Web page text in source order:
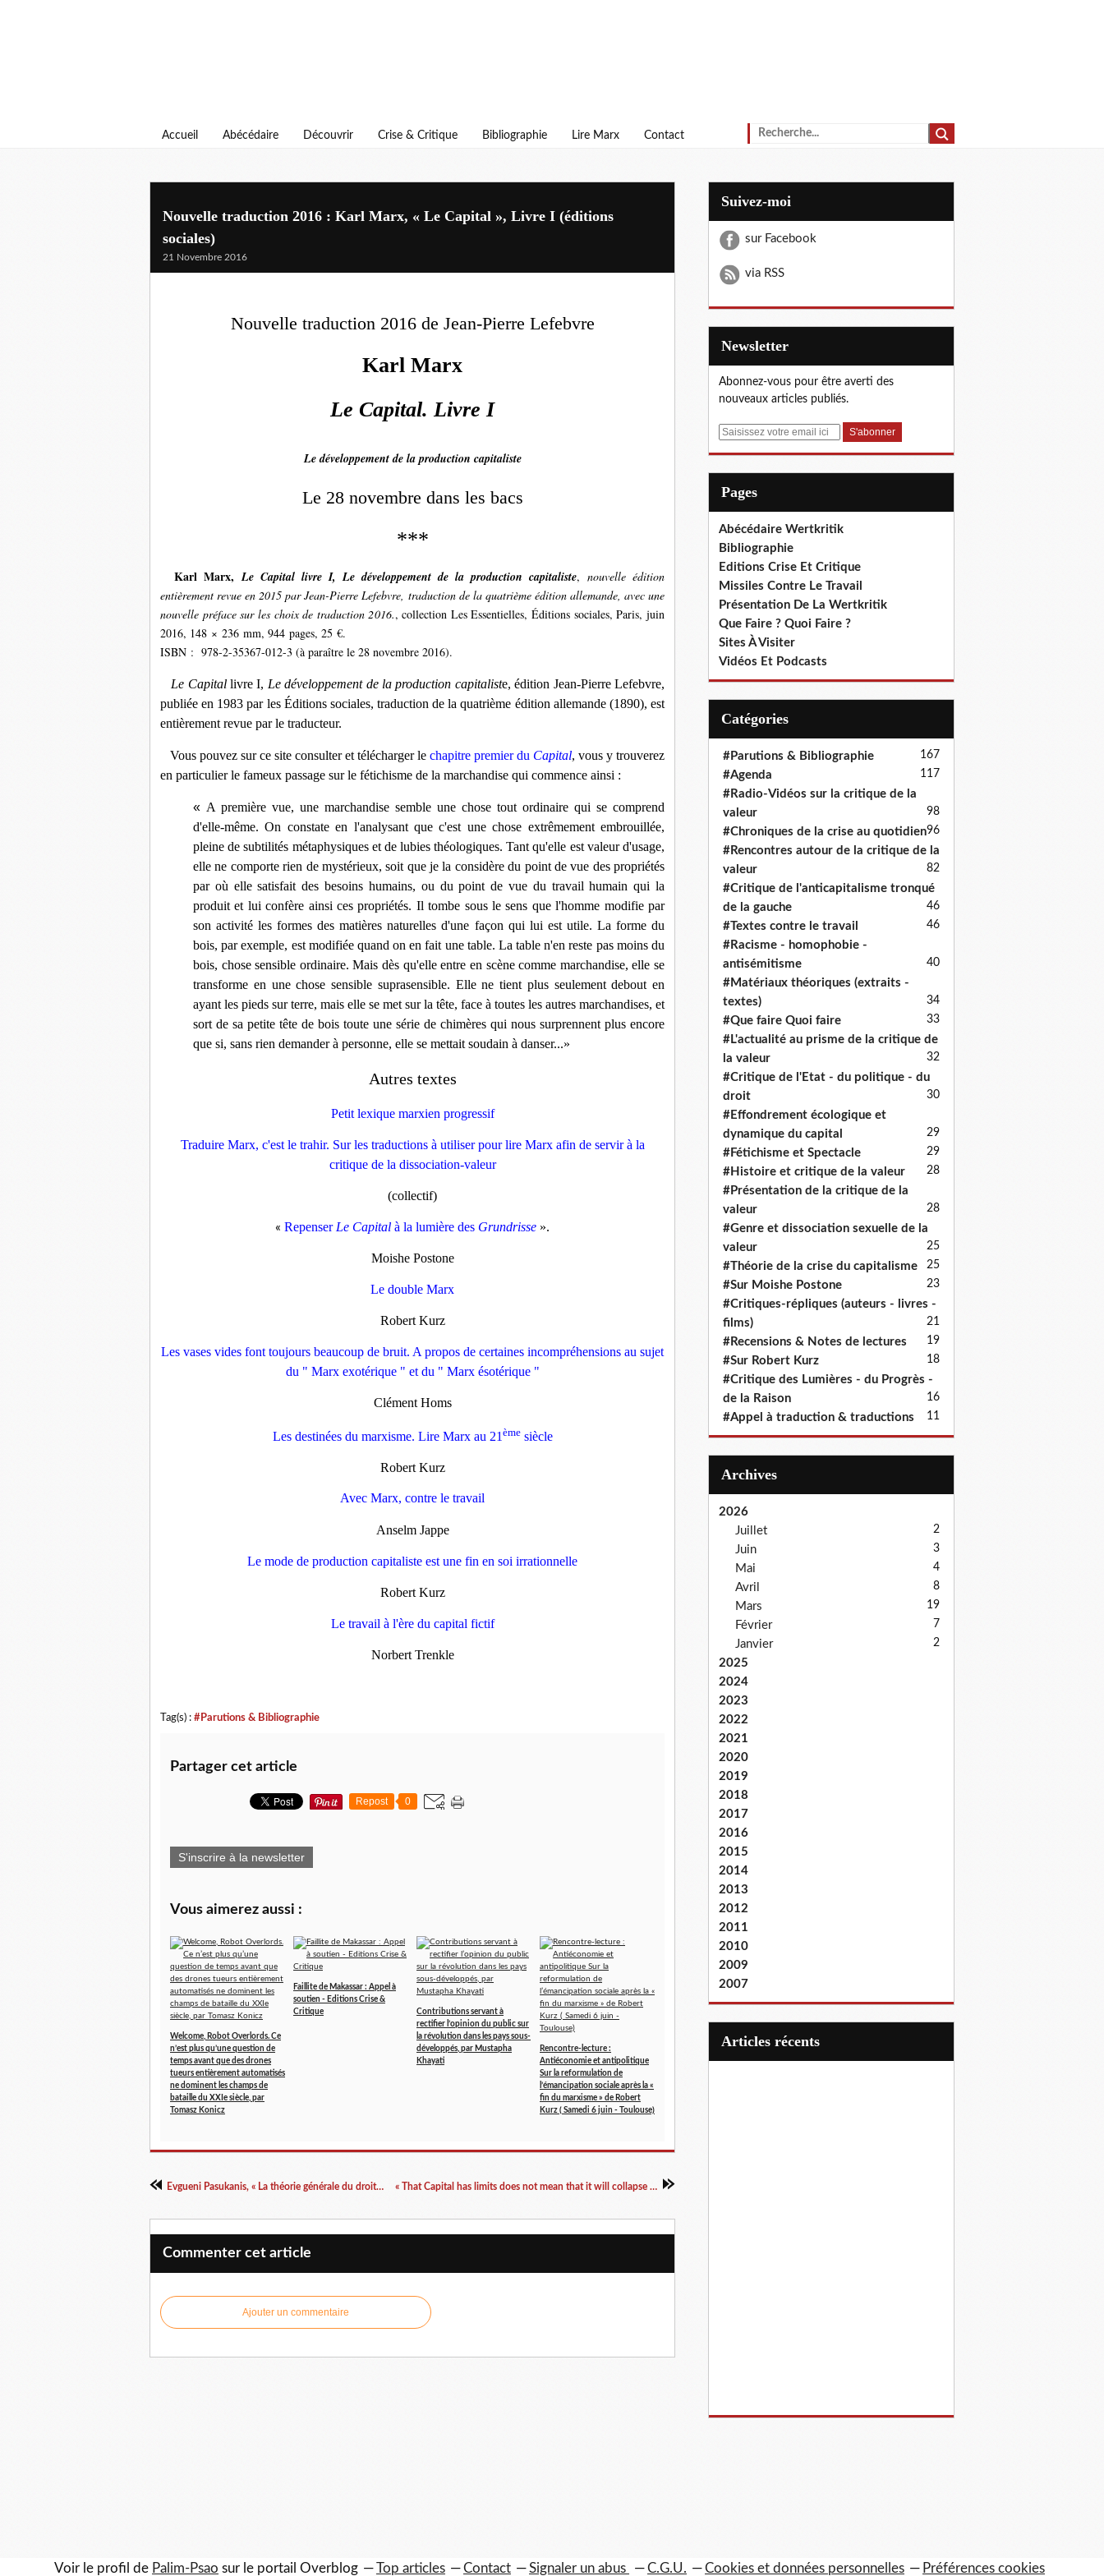
Accueil Abécédaire Découvrir Crise & Critique Bibliographie Lire Marx Contact
Nouvelle traduction 2016 : Karl Marx, « Le Capital », Livre I (éditions
sociales)
21 Novembre 2016
Nouvelle traduction 2016 de Jean-Pierre Lefebvre
Karl Marx
Le Capital. Livre I
Le développement de la production capitaliste
Le 28 novembre dans les bacs
***
Karl Marx,Le Capital livre I, Le développement de la production capitaliste, nouvelle édition
entièrement revue en 2015 par Jean-Pierre Lefebvre, traduction de la quatrième édition allemande, avec une
nouvelle préface sur les choix de traduction 2016., collection Les Essentielles, Éditions sociales, Paris, juin
2016, 148 × 236 mm, 944 pages, 25 €.
ISBN : 978-2-35367-012-3 (à paraître le 28 novembre 2016).
Le Capitallivre I, Le développement de la production capitaliste, édition Jean-Pierre Lefebvre,
publiée en 1983 par les Éditions sociales, traduction de la quatrième édition allemande (1890), est
entièrement revue par le traducteur.
Vous pouvez sur ce site consulter et télécharger le chapitre premier du Capital, vous y trouverez
en particulier le fameux passage sur le fétichisme de la marchandise qui commence ainsi :
« A première vue, une marchandise semble une chose tout ordinaire qui se comprend
d'elle-même. On constate en l'analysant que c'est une chose extrêmement embrouillée,
pleine de subtilités métaphysiques et de lubies théologiques. Tant qu'elle est valeur d'usage,
elle ne comporte rien de mystérieux, soit que je la considère du point de vue des propriétés
par où elle satisfait des besoins humains, ou du point de vue du travail humain qui la
produit et lui confère ainsi ces propriétés. Il tombe sous le sens que l'homme modifie par
son activité les formes des matières naturelles d'une façon qui lui est utile. La forme du
bois, par exemple, est modifiée quand on en fait une table. La table n'en reste pas moins du
bois, chose sensible ordinaire. Mais dès qu'elle entre en scène comme marchandise, elle se
transforme en une chose sensible suprasensible. Elle ne tient plus seule­ment debout en
ayant les pieds sur terre, mais elle se met sur la tête, face à toutes les autres marchandises, et
sort de sa petite tête de bois toute une série de chimères qui nous surprennent plus encore
que si, sans rien demander à personne, elle se mettait soudain à danser...»
Autres textes
Petit lexique marxien progressif
Traduire Marx, c'est le trahir. Sur les traductions à utiliser pour lire Marx afin de servir à la
critique de la dissociation-valeur
(collectif)
« Repenser Le Capital à la lumière des Grundrisse ».
Moishe Postone
Le double Marx
Robert Kurz
Les vases vides font toujours beaucoup de bruit. A propos de certaines incompréhensions au sujet
du " Marx exotérique " et du " Marx ésotérique "
Clément Homs
Les destinées du marxisme. Lire Marx au 21 ème siècle
Robert Kurz
Avec Marx, contre le travail
Anselm Jappe
Le mode de production capitaliste est une fin en soi irrationnelle
Robert Kurz
Le travail à l'ère du capital fictif
Norbert Trenkle
Tag(s) : #Parutions & Bibliographie
Partager cet article
Repost 0
S'inscrire à la newsletter
Vous aimerez aussi :
Welcome, Robot Overlords. Ce
n’est plus qu’une question de
temps avant que des drones
tueurs entièrement automatisés
ne dominent les champs de
bataille du XXIe siècle, par
Tomasz Konicz
Faillite de Makassar : Appel à
soutien - Editions Crise &
Critique
Contributions servant à
rectifier l’opinion du public sur
la révolution dans les pays sous-
développés, par Mustapha
Khayati
Rencontre-lecture :
Antiéconomie et antipolitique
Sur la reformulation de
l’émancipation sociale après la «
fin du marxisme » de Robert
Kurz ( Samedi 6 juin - Toulouse)
Evgueni Pasukanis, « La théorie générale du droit et le marxisme » [EDI, 1970, en PDF] « That Capital has limits does not mean that it will collapse » (An interview with Moishe Postone, 2016)
Commenter cet article
Ajouter un commentaire
Suivez-moi
sur Facebook
via RSS
Newsletter
Abonnez-vous pour être averti des
nouveaux articles publiés.
E
Pages
Abécédaire Wertkritik
Bibliographie
Editions Crise Et Critique
Missiles Contre Le Travail
Présentation De La Wertkritik
Que Faire ? Quoi Faire ?
Sites À Visiter
Vidéos Et Podcasts
Catégories
#Parutions & Bibliographie 167
#Agenda 117
#Radio-Vidéos sur la critique de la
valeur
98
#Chroniques de la crise au quotidien96
#Rencontres autour de la critique de la
valeur
82
#Critique de l'anticapitalisme tronqué
de la gauche
46
#Textes contre le travail 46
#Racisme - homophobie -
antisémitisme
40
#Matériaux théoriques (extraits -
textes)
34
#Que faire Quoi faire 33
#L'actualité au prisme de la critique de
la valeur
32
#Critique de l'Etat - du politique - du
droit
30
#Effondrement écologique et
dynamique du capital
29
#Fétichisme et Spectacle 29
#Histoire et critique de la valeur 28
#Présentation de la critique de la
valeur
28
#Genre et dissociation sexuelle de la
valeur
25
#Théorie de la crise du capitalisme 25
#Sur Moishe Postone 23
#Critiques-répliques (auteurs - livres -
films)
21
#Recensions & Notes de lectures 19
#Sur Robert Kurz 18
#Critique des Lumières - du Progrès -
de la Raison
16
#Appel à traduction & traductions 11
Archives
2026
Juillet
2
Juin 3
Mai 4
Avril 8
Mars 19
Février 7
Janvier 2
2025
2024
2023
2022
2021
2020
2019
2018
2017
2016
2015
2014
2013
2012
2011
2010
2009
2007
articles récents
Voir le profil de Palim-Psao sur le portail Overblog Top articles Contact Signaler un abus C.G.U. Cookies et données personnelles Préférences cookies